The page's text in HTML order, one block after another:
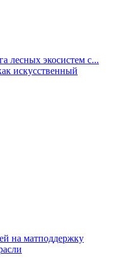
лесных экосистем с...
искусственный
на матподдержку